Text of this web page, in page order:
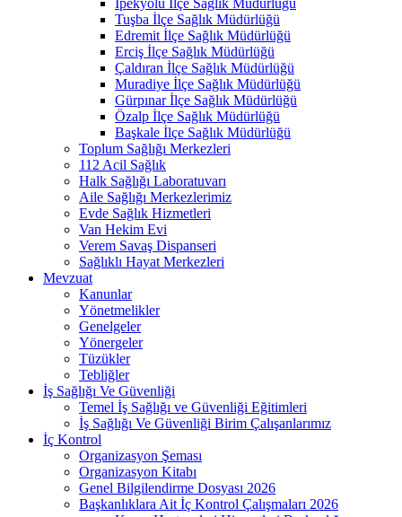
Tuşba İlçe Sağlık Müdürlüğü
Edremit İlçe Sağlık Müdürlüğü
Erciş İlçe Sağlık Müdürlüğü
Çaldıran İlçe Sağlık Müdürlüğü
Muradiye İlçe Sağlık Müdürlüğü
Gürpınar İlçe Sağlık Müdürlüğü
Özalp İlçe Sağlık Müdürlüğü
Başkale İlçe Sağlık Müdürlüğü
Toplum Sağlığı Merkezleri
112 Acil Sağlık
Halk Sağlığı Laboratuvarı
Aile Sağlığı Merkezlerimiz
Evde Sağlık Hizmetleri
Van Hekim Evi
Verem Savaş Dispanseri
Sağlıklı Hayat Merkezleri
Mevzuat
Kanunlar
Yönetmelikler
Genelgeler
Yönergeler
Tüzükler
Tebliğler
İş Sağlığı Ve Güvenliği
Temel İş Sağlığı ve Güvenliği Eğitimleri
İş Sağlığı Ve Güvenliği Birim Çalışanlarımız
İç Kontrol
Organizasyon Şeması
Organizasyon Kitabı
Genel Bilgilendirme Dosyası 2026
Başkanlıklara Ait İç Kontrol Çalışmaları 2026